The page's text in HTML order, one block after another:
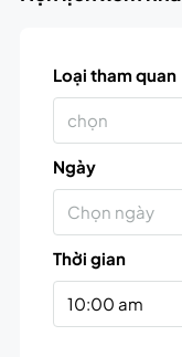
Loại tham quan
chọn
Ngày
Chọn ngày
Thời gian
10:00 am